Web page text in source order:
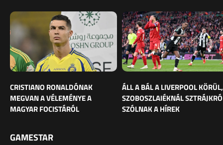
CRISTIANO RONALDÓNAK
MEGVAN A VÉLEMÉNYE A
MAGYAR FOCISTÁRÓL
ÁLL A BÁL A LIVERPOOL KÖRÜL,
SZOBOSZLAIÉKNÁL
SZÓLNAK A HÍREK
GAMESTAR